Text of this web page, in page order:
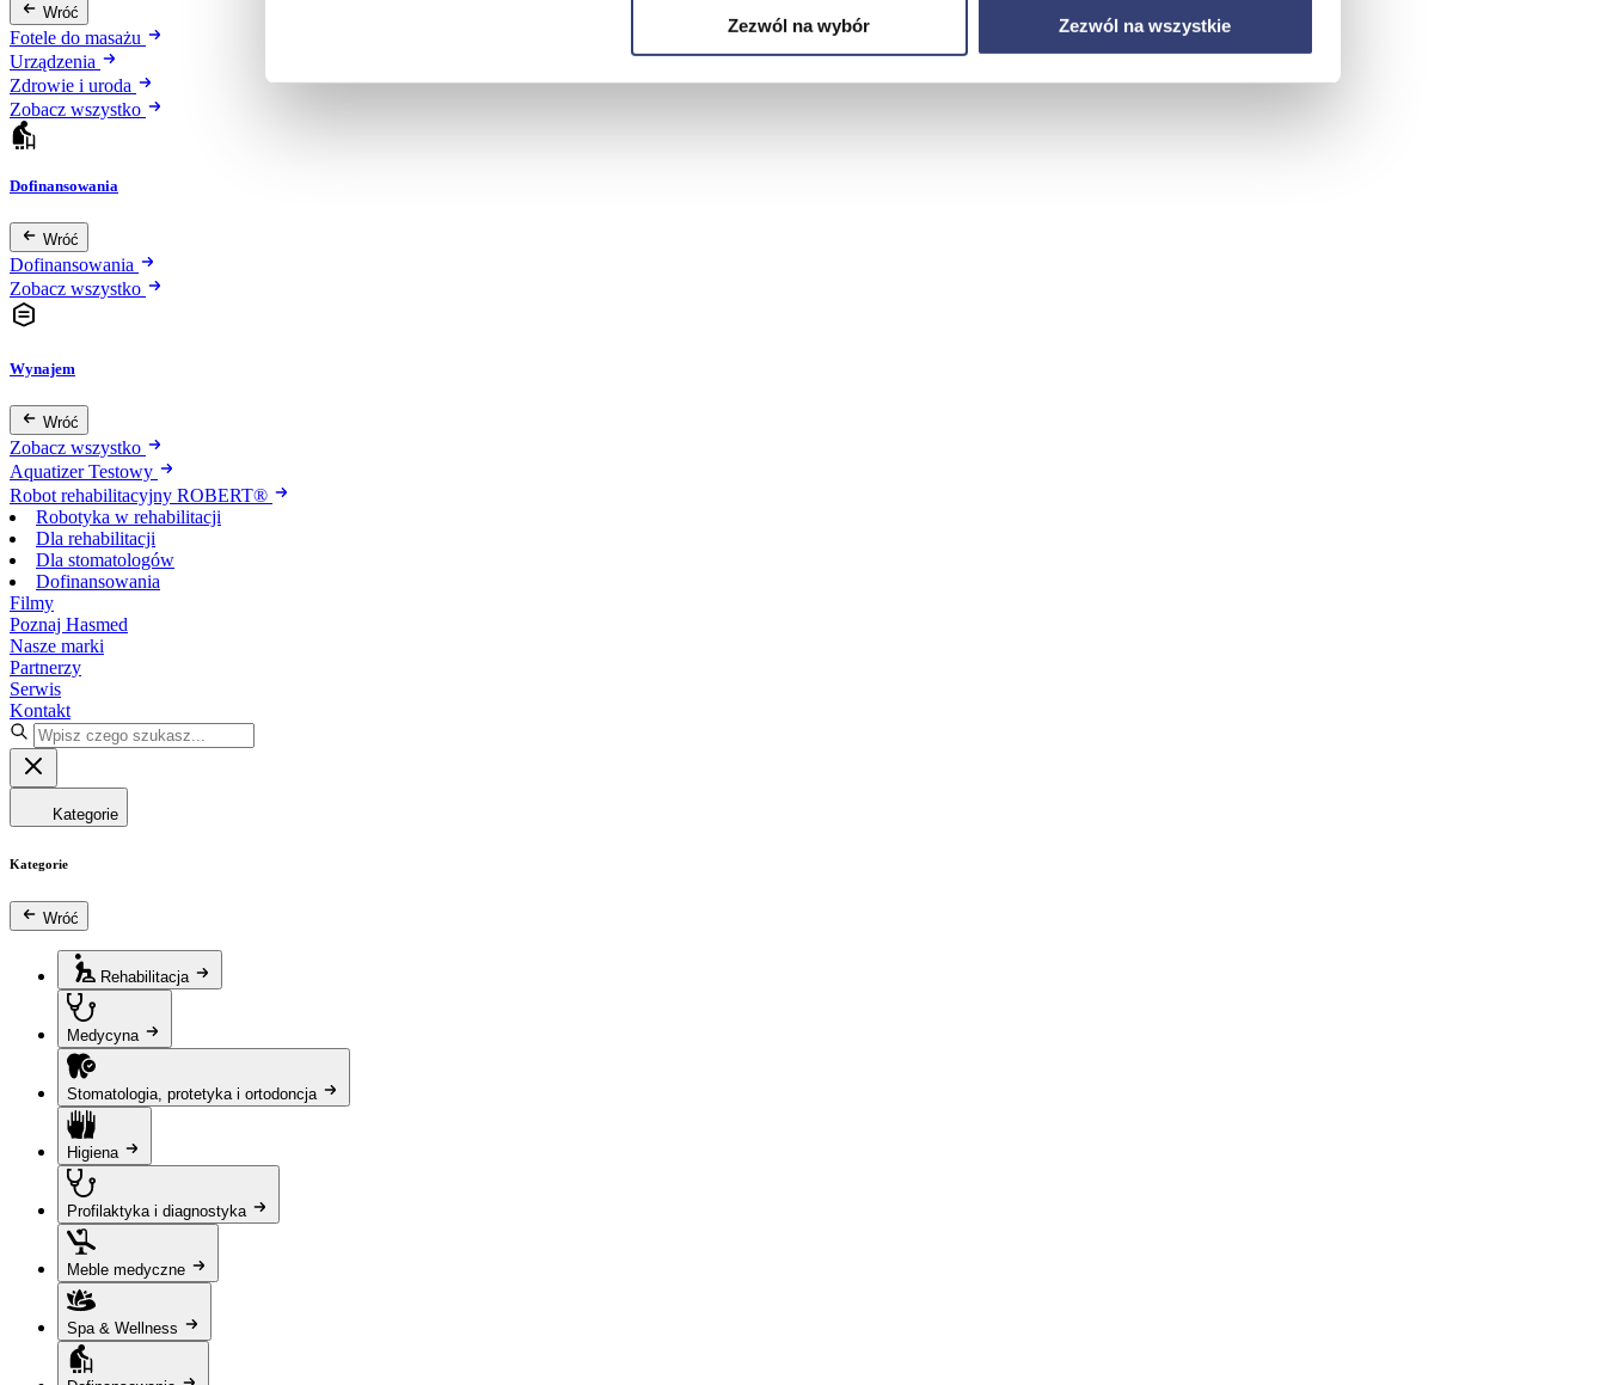
Zezwól na wybór Zezwól na wszystkie
Wróć
Fotele do masażu
Urządzenia
Zdrowie i uroda
Zobacz wszystko
Dofinansowania
Wróć
Dofinansowania
Zobacz wszystko
Wynajem
Wróć
Zobacz wszystko
Aquatizer Testowy
Robot rehabilitacyjny ROBERT®
Robotyka w rehabilitacji
Dla rehabilitacji
Dla stomatologów
Dofinansowania
Filmy
Poznaj Hasmed
Nasze marki
Partnerzy
Serwis
Kontakt
Kategorie
Kategorie
Wróć
Rehabilitacja
Medycyna
Stomatologia, protetyka i ortodoncja
Higiena
Profilaktyka i diagnostyka
Meble medyczne
Spa & Wellness